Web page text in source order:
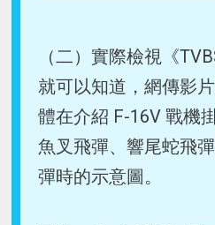
（二）實際檢視《
就可以知道，網傳影
體在介紹 F-16V 戰機
魚叉飛彈、響尾蛇飛
彈時的示意圖。